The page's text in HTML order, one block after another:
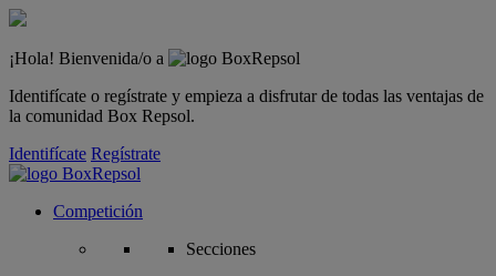
¡Hola! Bienvenida/o a
Identifícate o regístrate y empieza a disfrutar de todas las ventajas de
la comunidad Box Repsol.
Identifícate Regístrate
Competición
Secciones